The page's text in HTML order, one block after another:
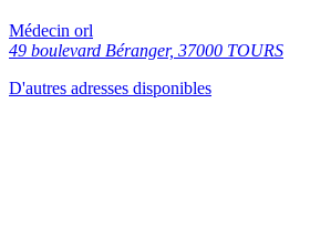
Médecin orl
49 boulevard Béranger, 37000 TOURS
D'autres adresses disponibles